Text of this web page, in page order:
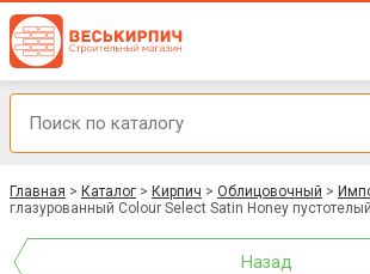
Главная > Каталог > Кирпич > Облицовочный >
глазурованный Colour Select Satin Honey
Назад